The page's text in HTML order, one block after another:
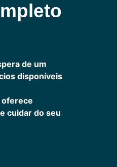
de um
disponíveis
oferece
cuidar do seu